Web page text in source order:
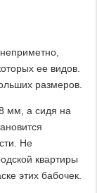
ее видов.
размеров.
мм, а сидя на
Не
квартиры
этих бабочек.